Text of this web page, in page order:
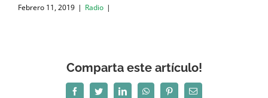
Febrero 11, 2019 | Radio |
Comparta este artículo!
FacebookTwitterLinkedInWhatsAppPinterestCorreo